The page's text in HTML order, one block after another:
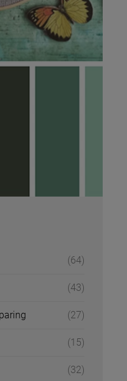
(64)
(43)
(27)
(15)
(32)